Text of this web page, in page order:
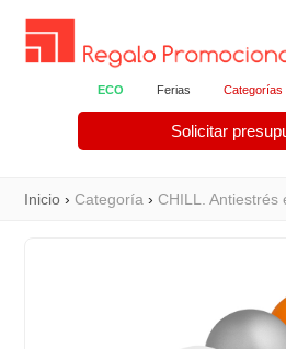
ECO Ferias Categorías
Solicitar
Inicio ›Categoría ›CHILL. Antiestrés